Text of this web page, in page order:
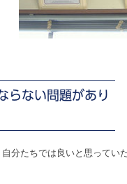
らない問題があり
分たちでは良いと思ってい